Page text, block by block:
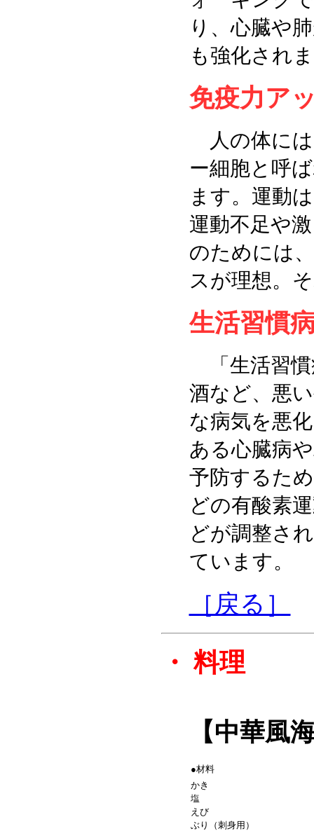
り、心臓や
も強化され
免疫力ア
人の体には
ー細胞と呼
ます。運動
運動不足や
のためには
スが理想。
生活習慣
「生活習慣
酒など、悪
な病気を悪
ある心臓病
予防するた
どの有酸素
どが調整さ
ています。
［戻る］
・ 料理
【中華風
●材料
かき
塩
えび
ぶり（刺身用）